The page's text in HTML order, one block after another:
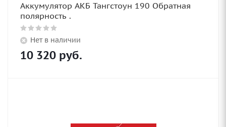
Аккумулятор АКБ Тангстоун 190 Обратная
полярность .
Нет в наличии
10 320 руб.